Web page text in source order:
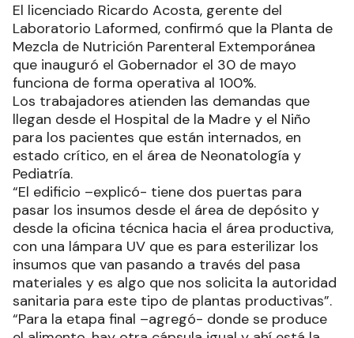
El licenciado Ricardo Acosta, gerente del
Laboratorio Laformed, confirmó que la Planta de
Mezcla de Nutrición Parenteral Extemporánea
que inauguró el Gobernador el 30 de mayo
funciona de forma operativa al 100%.
Los trabajadores atienden las demandas que
llegan desde el Hospital de la Madre y el Niño
para los pacientes que están internados, en
estado crítico, en el área de Neonatología y
Pediatría.
“El edificio –explicó- tiene dos puertas para
pasar los insumos desde el área de depósito y
desde la oficina técnica hacia el área productiva,
con una lámpara UV que es para esterilizar los
insumos que van pasando a través del pasa
materiales y es algo que nos solicita la autoridad
sanitaria para este tipo de plantas productivas”.
“Para la etapa final –agregó- donde se produce